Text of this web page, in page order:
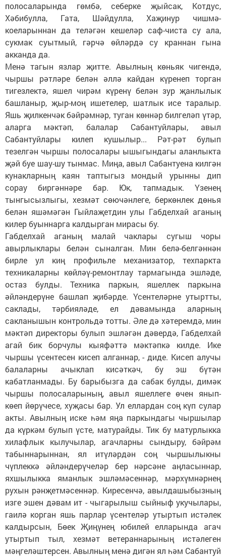
полосаларында гөмбә, себерке җыйсак, Котдус,
Хәбибулла, Гата, Шәйдулла, Хаҗинур чишмә-
коеларыннан да теләгән кешеләр саф-чиста су ала,
сукмак суытмый, гәрчә өйләрдә су краннан гына
акканда да.
Менә тагын язлар җитте. Авылның көньяк чигендә,
чыршы рәтләре белән әллә кайдан күренеп торган
тигезлектә, яшел чирәм күренү белән зур җанлылык
башланыр, җыр-моң ишетелер, шатлык исе таралыр.
Яшь җилкенчәк бәйрәмнәр, туган көннәр билгеләп үтәр,
аларга мәктәп, балалар Сабантуйлары, авыл
Сабантуйлары килеп кушылыр... Рәт-рәт булып
тезелгән чыршы полосалары ышыгындагы аланлыкта
җәй буе шау-шу тынмас. Миңа, авыл Сабантуена килгән
кунакларның каян таптыгыз мондый урынны дип
сорау биргәннәре бар. Юк, тапмадык. Үзенең
тынгысызлыгы, хезмәт сөючәнлеге, беркөнлек дөнья
белән яшәмәгән Гыйлаҗетдин улы Габделхай аганың
килер буыннарга калдырган мирасы бу.
Габделхай аганың малай чаклары сугыш чоры
авырлыклары белән сыналган. Мин белә-белгәннән
бирле ул киң профильле механизатор, техпаркта
техникаларны көйләү-ремонтлау тармагында эшләде,
остаз булды. Техника паркын, яшеллек паркына
әйләндерүне башлап җибәрде. Үсентеләрне утыртты,
саклады, тәрбияләде, ел дәвамында аларның
сакланышын контрольдә тотты. Әле дә хәтеремдә, мин
мәктәп директоры булып эшләгән дәвердә, Габделхай
агай бик борчулы кыяфәттә мәктәпкә килде. Ике
чыршы үсентесен кисеп алганнар, - диде. Кисеп алучы
балаларны ачыклап кисәткәч, бу эш бүтән
кабатланмады. Бу барыбызга да сабак булды, димәк
чыршы полосаларының, авыл яшеллеге өчен янып-
көеп йөрүчесе, хуҗасы бар. Ул еллардан соң күп сулар
акты. Авылның иске һәм яңа паркындагы чыршылар
да күркәм булып үсте, матурайды. Тик бу матурлыкка
хилафлык кылучылар, агачларны сындыру, бәйрәм
табыннарыннан, ял итүләрдән соң чыршылыкны
чүплеккә әйләндерүчеләр бер нәрсәне аңласыннар,
яхшылыкка яманлык эшләмәсеннәр, мәрхүмнәрнең
рухын рәнҗетмәсеннәр. Киресенчә, авылдашыбызның
изге эшен дәвам ит - чыгарылыш сыйныф укучылары,
гаилә корган яшь парлар үсентеләр утыртып истәлек
калдырсын, Бөек Җиңүнең юбилей елларында агач
утыртып тыл, хезмәт ветераннарының истәлеген
мәңгеләштерсен. Авылның менә дигән ял һәм Сабантуй